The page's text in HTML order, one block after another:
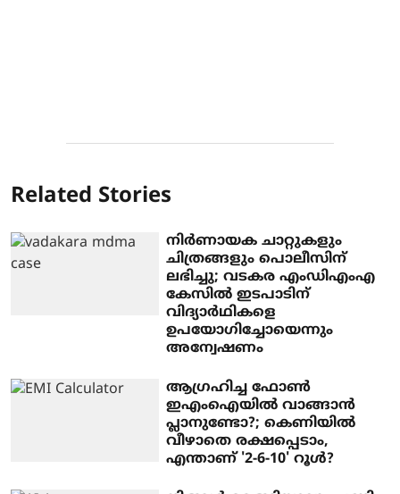
Related Stories
നിര്‍ണായക ചാറ്റുകളും
ചിത്രങ്ങളും പൊലീസിന്
ലഭിച്ചു; വടകര എംഡിഎംഎ
കേസില്‍ ഇടപാടിന്
വിദ്യാര്‍ഥികളെ
ഉപയോഗിച്ചോയെന്നും
അന്വേഷണം
ആഗ്രഹിച്ച ഫോണ്‍
ഇഎംഐയില്‍ വാങ്ങാന്‍
പ്ലാനുണ്ടോ?; കെണിയില്‍
വീഴാതെ രക്ഷപ്പെടാം,
എന്താണ് '2-6-10' റൂള്‍?